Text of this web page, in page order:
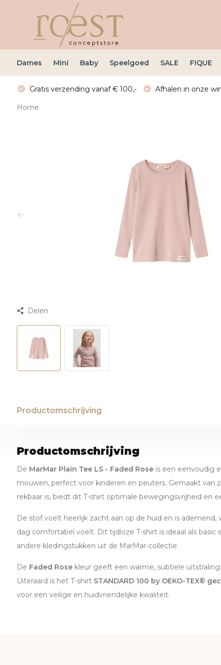
Dames Mini Baby Speelgoed SALE FIQUE
Gratis verzending vanaf € 100,- Afhalen in onze
Home
Delen
Productomschrijving
Productomschrijving
De MarMar Plain Tee LS - Faded Roseis een eenvoudig
mouwen, perfect voor kinderen en peuters. Gemaakt van
rekbaar is, biedt dit T-shirt optimale bewegingsvrijheid en
De stof voelt heerlijk zacht aan op de huid en is ademend,
dag comfortabel voelt. Dit tijdloze T-shirt is ideaal als
andere kledingstukken uit de MarMar-collectie.
De Faded Rosekleur geeft een warme, subtiele
Uiteraard is het T-shirt STANDARD 100 by OEKO-TEX®
voor een veilige en huidvriendelijke kwaliteit.